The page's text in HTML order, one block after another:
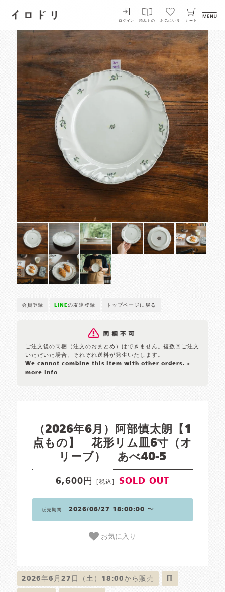
イロドリ
ログイン 読みもの お気にいり カート
会員登録 LINEの友達登録 トップページに戻る
ご注文後の同梱（注文のおまとめ）はできません。複数回ご注文
いただいた場合、それぞれ送料が発生いたします。
We cannot combine this item with other orders. >
more info
（2026年6月）阿部慎太朗【1
点もの】 花形リム皿6寸（オ
リーブ） あべ40-5
6,600円 [税込] SOLD OUT
販売期間 2026/06/27 18:00:00 〜
お気に入り
2026年6月27日（土）18:00から販売